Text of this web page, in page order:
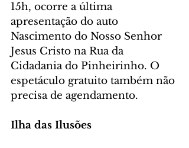
15h, ocorre a última
apresentação do auto
Nascimento do Nosso Senhor
Jesus Cristo na Rua da
Cidadania do Pinheirinho. O
espetáculo gratuito também não
precisa de agendamento.
Ilha das Ilusões